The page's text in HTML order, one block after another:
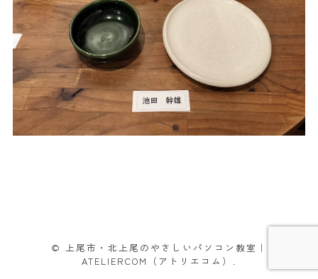
© 上尾市・北上尾のやさしいパソコン教室｜
ATELIERCOM（アトリエコム）.